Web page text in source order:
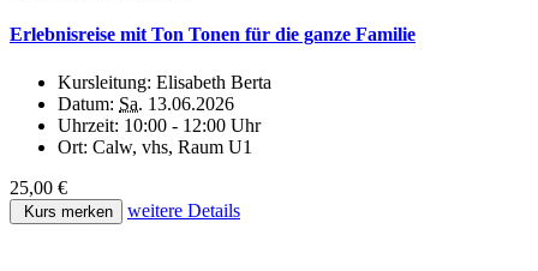
Erlebnisreise mit Ton Tonen für die ganze Familie
Kursleitung: Elisabeth Berta
Datum: Sa. 13.06.2026
Uhrzeit: 10:00 - 12:00 Uhr
Ort: Calw, vhs, Raum U1
25,00 €
Kurs merken weitere Details